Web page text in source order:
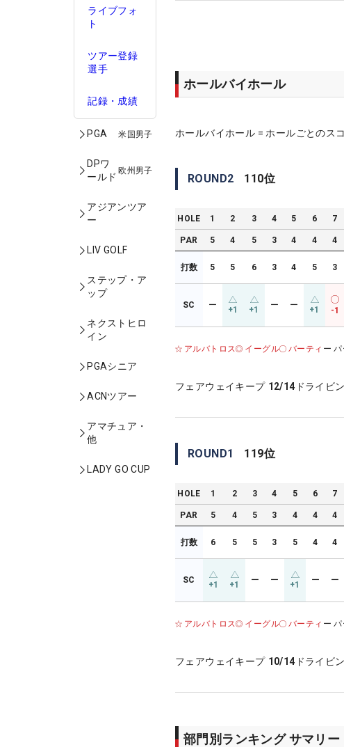
ライブフォ
ト
ツアー登録
選手
記録・成績
PGA 米国男子
DPワ
ールド
欧州男子
アジアンツア
ー
LIV GOLF
ステップ・ア
ップ
ネクストヒロ
イン
PGAシニア
ACNツアー
アマチュア・
他
LADY GO CUP
ホールバイホール
ホールバイホール = ホールごとのス
ROUND2 110位
HOLE 1 2 3 4 5 6 7
PAR 5 4 5 3 4 4 4
打数 5 5 6 3 4 5 3
SC ー +1 +1 ー ー +1 -1
アルバトロス イーグル バーティ ー パ
フェアウェイキープ 12/14 ドライビ
ROUND1 119位
HOLE 1 2 3 4 5 6 7
PAR 5 4 5 3 4 4 4
打数 6 5 5 3 5 4 4
SC +1 +1 ー ー +1 ー ー
アルバトロス イーグル バーティ ー パ
フェアウェイキープ 10/14 ドライビ
部門別ランキング サマリー